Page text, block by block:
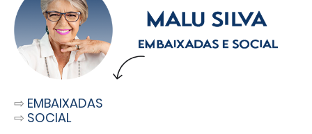
⇨ EMBAIXADAS
⇨ SOCIAL